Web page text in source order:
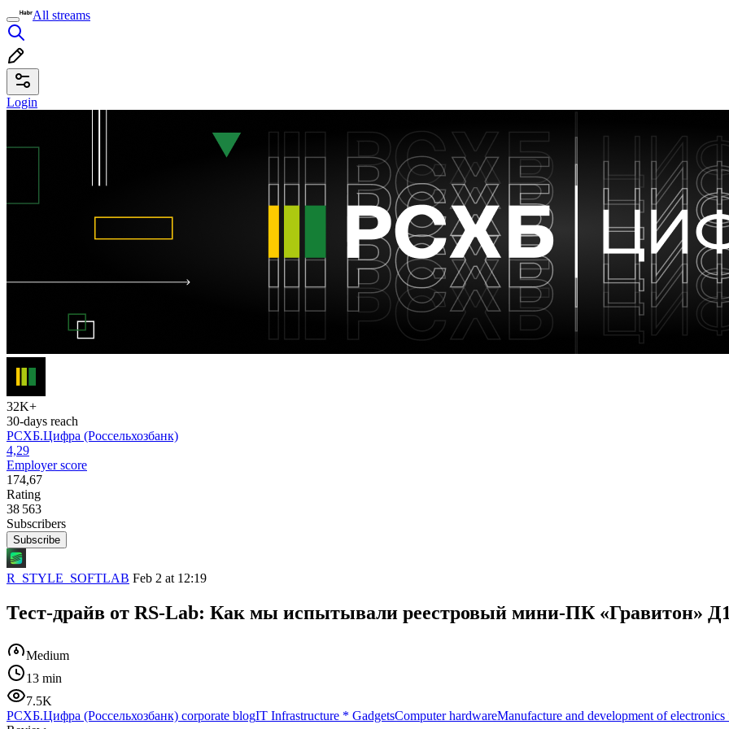
All streams
Login
32K+
30-days reach
РСХБ.Цифра (Россельхозбанк)
4,29
Employer score
174,67
Rating
38 563
Subscribers
Subscribe
R_STYLE_SOFTLAB Feb 2 at 12:19
Тест-драйв от RS-Lab: Как мы испытывали реестровый мини-ПК «Гравитон»
Medium
13 min
7.5K
РСХБ.Цифра (Россельхозбанк) corporate blogIT Infrastructure * GadgetsComputer hardwareManufacture and development of electronics